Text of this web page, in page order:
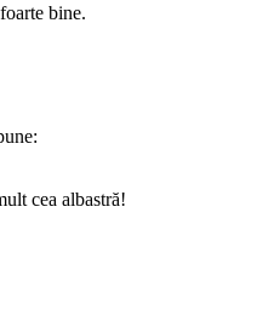
bine.
cea albastră!